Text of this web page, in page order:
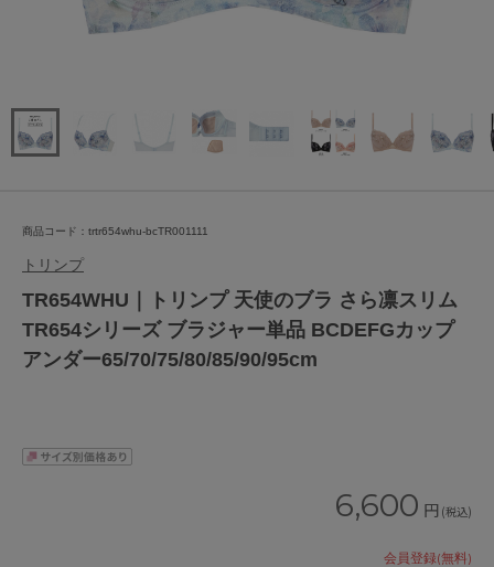
商品コード：trtr654whu-bcTR001111
トリンプ
TR654WHU｜トリンプ 天使のブラ さら凛スリム
TR654シリーズ ブラジャー単品 BCDEFGカップ
アンダー65/70/75/80/85/90/95cm
6,600 円 (税込)
会員登録(無料)